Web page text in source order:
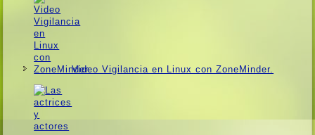
Video Vigilancia en Linux con ZoneMinder.